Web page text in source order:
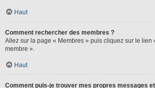
Haut
Comment rechercher des membres ?
Allez sur la page « Membres » puis cliquez sur le lien
membre ».
Haut
Comment puis-je trouver mes propres messages